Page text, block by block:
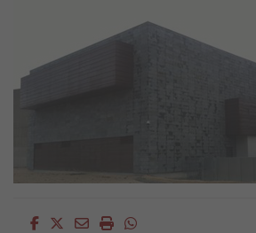
Facebook
Twitter
EmailImprimirWhatsapp